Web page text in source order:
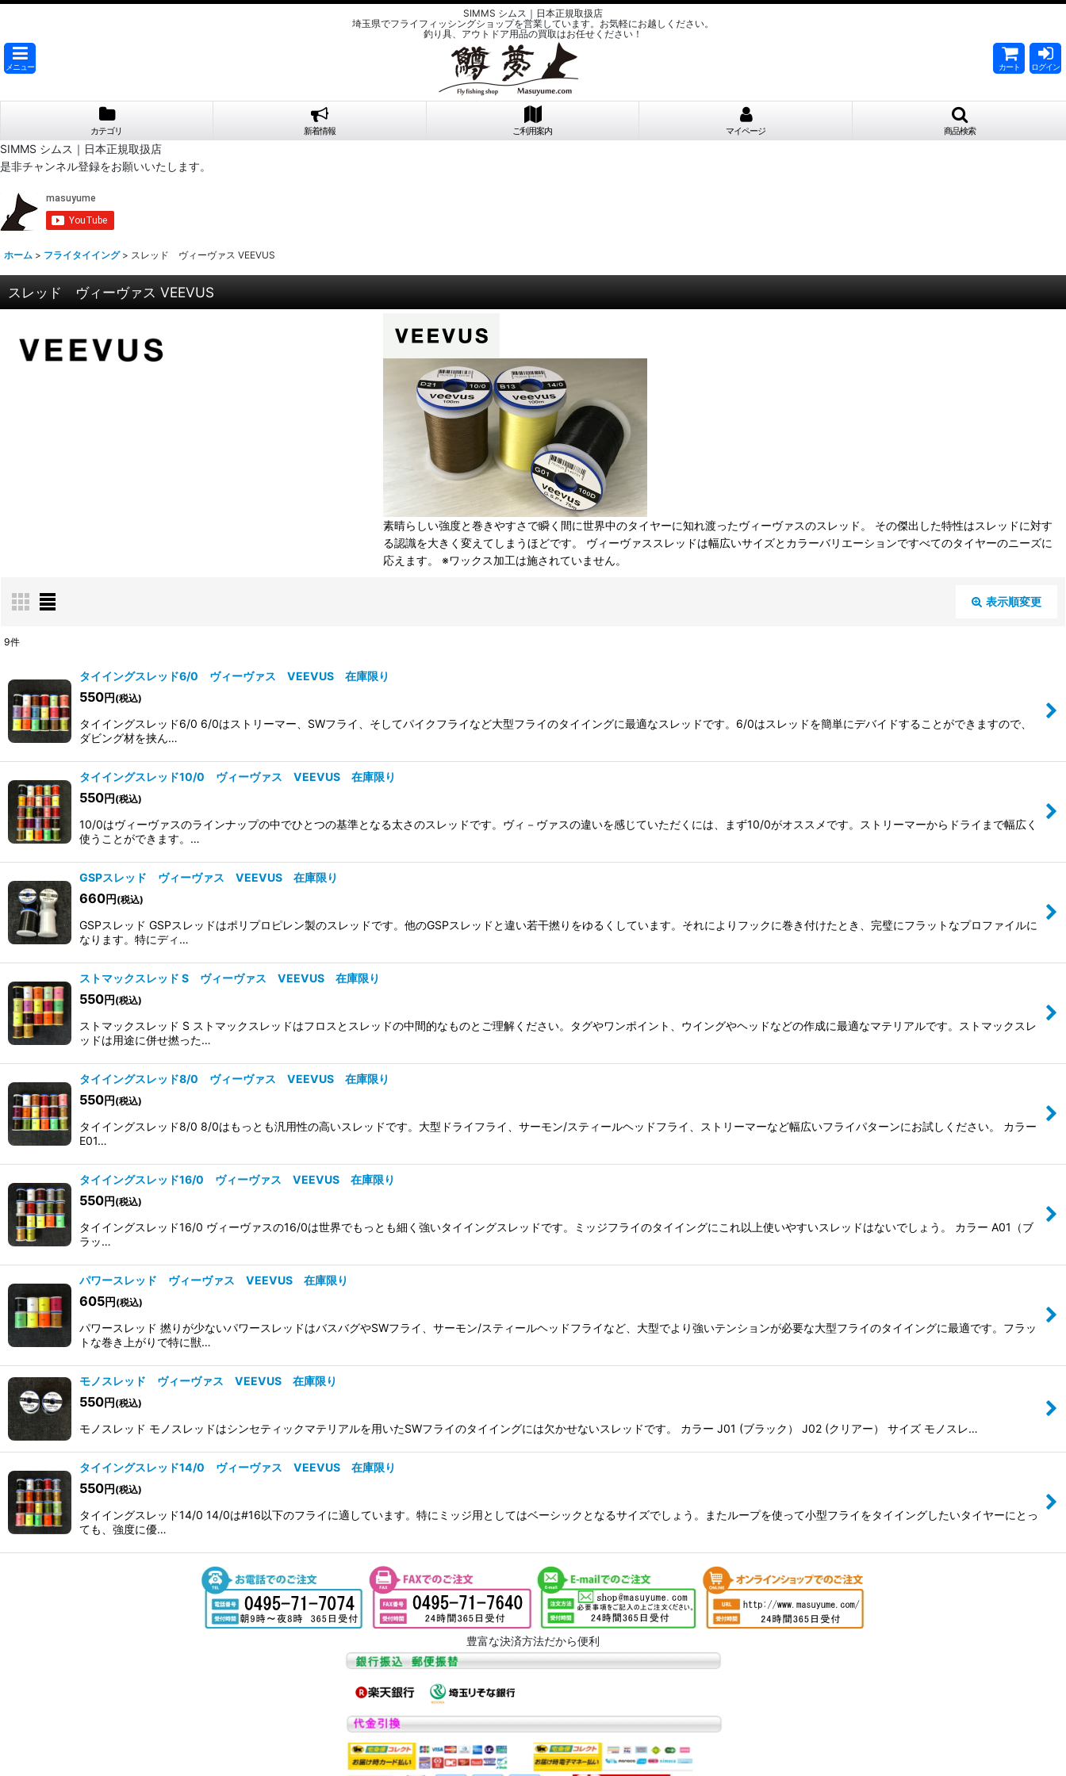
SIMMS シムス｜日本正規取扱店
埼玉県でフライフィッシングショップを営業しています。お気軽にお越しください。
釣り具、アウトドア用品の買取はお任せください！
メニュー カート ログイン
カテゴリ 新着情報 ご利用案内 マイページ 商品検索
SIMMS シムス｜日本正規取扱店
是非チャンネル登録をお願いいたします。
ホーム > フライタイイング > スレッド ヴィーヴァス VEEVUS
スレッド ヴィーヴァス VEEVUS
素晴らしい強度と巻きやすさで瞬く間に世界中のタイヤーに知れ渡ったヴィーヴァスのスレッド。 その傑出した特性はスレッドに対す
る認識を大きく変えてしまうほどです。 ヴィーヴァススレッドは幅広いサイズとカラーバリエーションですべてのタイヤーのニーズに
応えます。 ※ワックス加工は施されていません。
表示順変更
並び順:
絞り込む
9件
タイイングスレッド6/0 ヴィーヴァス VEEVUS 在庫限り
550円 (税込)
タイイングスレッド6/0 6/0はストリーマー、SWフライ、そしてパイクフライなど大型フライのタイイングに最適なスレッドです。6/0はスレッドを簡単にデバイドすることができますので、
ダビング材を挟ん…
タイイングスレッド10/0 ヴィーヴァス VEEVUS 在庫限り
550円 (税込)
10/0はヴィーヴァスのラインナップの中でひとつの基準となる太さのスレッドです。ヴィ－ヴァスの違いを感じていただくには、まず10/0がオススメです。ストリーマーからドライまで幅広く
使うことができます。…
GSPスレッド ヴィーヴァス VEEVUS 在庫限り
660円 (税込)
GSPスレッド GSPスレッドはポリプロピレン製のスレッドです。他のGSPスレッドと違い若干撚りをゆるくしています。それによりフックに巻き付けたとき、完璧にフラットなプロファイルに
なります。特にディ…
ストマックスレッド S ヴィーヴァス VEEVUS 在庫限り
550円 (税込)
ストマックスレッド S ストマックスレッドはフロスとスレッドの中間的なものとご理解ください。タグやワンポイント、ウイングやヘッドなどの作成に最適なマテリアルです。ストマックスレ
ッドは用途に併せ撚った…
タイイングスレッド8/0 ヴィーヴァス VEEVUS 在庫限り
550円 (税込)
タイイングスレッド8/0 8/0はもっとも汎用性の高いスレッドです。大型ドライフライ、サーモン/スティールヘッドフライ、ストリーマーなど幅広いフライパターンにお試しください。 カラー
E01…
タイイングスレッド16/0 ヴィーヴァス VEEVUS 在庫限り
550円 (税込)
タイイングスレッド16/0 ヴィーヴァスの16/0は世界でもっとも細く強いタイイングスレッドです。ミッジフライのタイイングにこれ以上使いやすいスレッドはないでしょう。 カラー A01（ブ
ラッ…
パワースレッド ヴィーヴァス VEEVUS 在庫限り
605円 (税込)
パワースレッド 撚りが少ないパワースレッドはバスバグやSWフライ、サーモン/スティールヘッドフライなど、大型でより強いテンションが必要な大型フライのタイイングに最適です。フラッ
トな巻き上がりで特に獣…
モノスレッド ヴィーヴァス VEEVUS 在庫限り
550円 (税込)
モノスレッド モノスレッドはシンセティックマテリアルを用いたSWフライのタイイングには欠かせないスレッドです。 カラー J01 (ブラック） J02 (クリアー） サイズ モノスレ…
タイイングスレッド14/0 ヴィーヴァス VEEVUS 在庫限り
550円 (税込)
タイイングスレッド14/0 14/0は#16以下のフライに適しています。特にミッジ用としてはベーシックとなるサイズでしょう。またループを使って小型フライをタイイングしたいタイヤーにとっ
ても、強度に優…
豊富な決済方法だから便利